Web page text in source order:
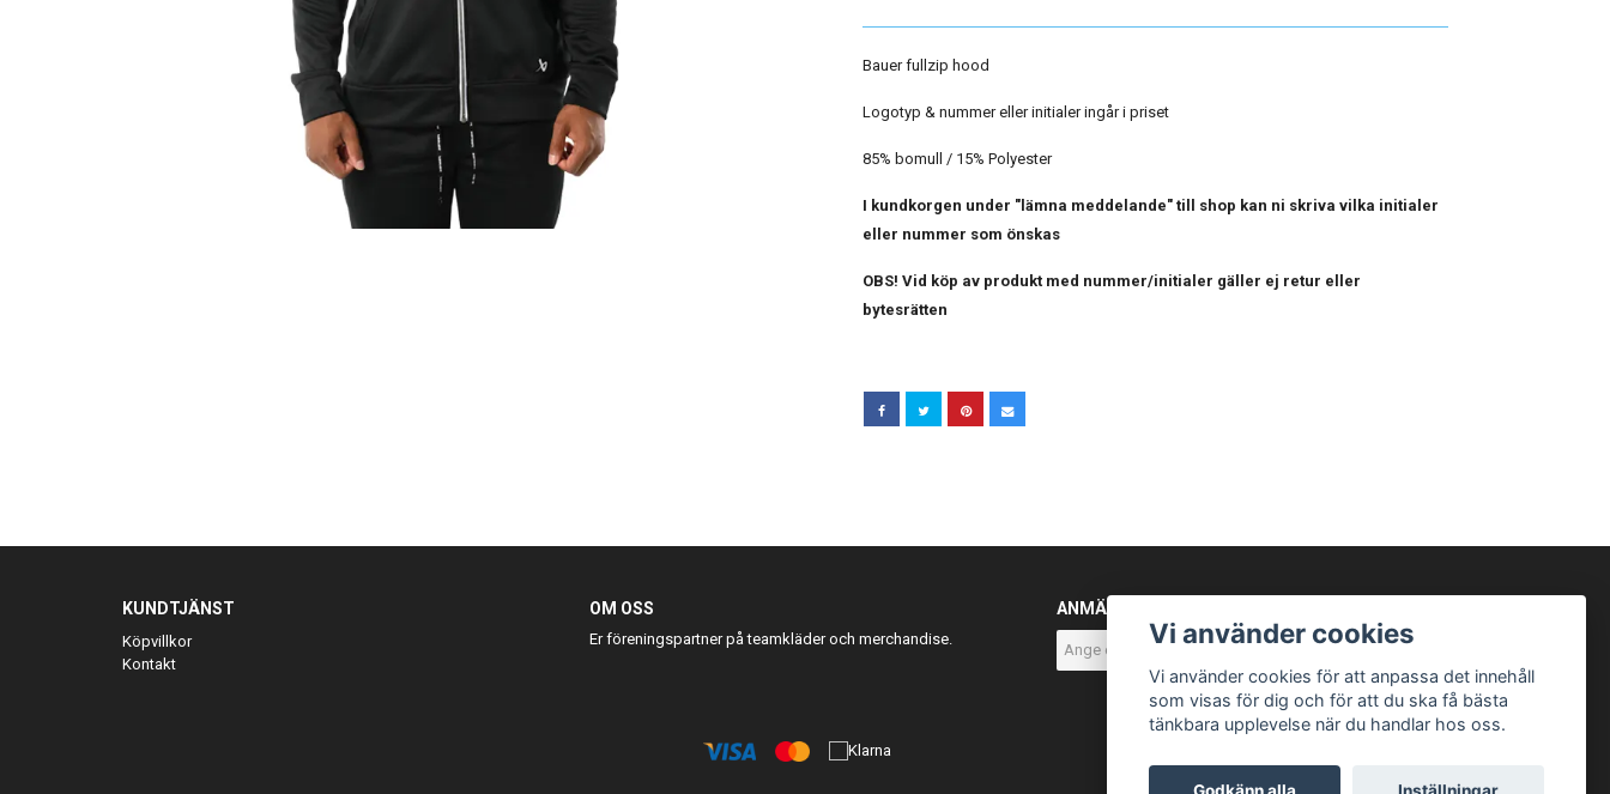
Bauer fullzip hood
Logotyp & nummer eller initialer ingår i priset
85% bomull / 15% Polyester
I kundkorgen under "lämna meddelande" till shop kan ni skriva vilka initialer
eller nummer som önskas
OBS! Vid köp av produkt med nummer/initialer gäller ej retur eller
bytesrätten
KUNDTJÄNST
Köpvillkor
Kontakt
OM OSS
Er föreningspartner på teamkläder och merchandise.
ANMÄL DIG TILL VÅRT NYHETSBREV
Prenumerera
Vi använder cookies
Vi använder cookies för att anpassa det innehåll
som visas för dig och för att du ska få bästa
tänkbara upplevelse när du handlar hos oss.